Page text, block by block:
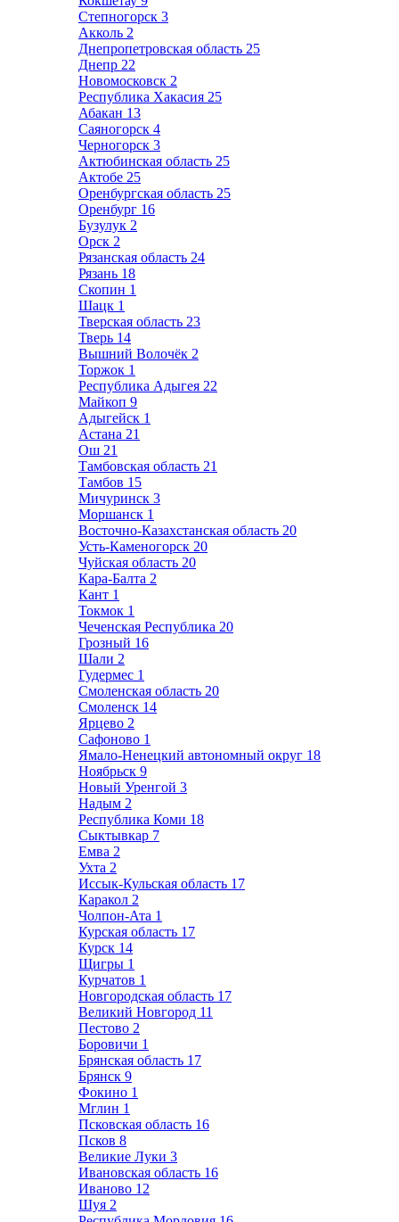
Степногорск 3
Акколь 2
Днепропетровская область 25
Днепр 22
Новомосковск 2
Республика Хакасия 25
Абакан 13
Саяногорск 4
Черногорск 3
Актюбинская область 25
Актобе 25
Оренбургская область 25
Оренбург 16
Бузулук 2
Орск 2
Рязанская область 24
Рязань 18
Скопин 1
Шацк 1
Тверская область 23
Тверь 14
Вышний Волочёк 2
Торжок 1
Республика Адыгея 22
Майкоп 9
Адыгейск 1
Астана 21
Ош 21
Тамбовская область 21
Тамбов 15
Мичуринск 3
Моршанск 1
Восточно-Казахстанская область 20
Усть-Каменогорск 20
Чуйская область 20
Кара-Балта 2
Кант 1
Токмок 1
Чеченская Республика 20
Грозный 16
Шали 2
Гудермес 1
Смоленская область 20
Смоленск 14
Ярцево 2
Сафоново 1
Ямало-Ненецкий автономный округ 18
Ноябрьск 9
Новый Уренгой 3
Надым 2
Республика Коми 18
Сыктывкар 7
Емва 2
Ухта 2
Иссык-Кульская область 17
Каракол 2
Чолпон-Ата 1
Курская область 17
Курск 14
Щигры 1
Курчатов 1
Новгородская область 17
Великий Новгород 11
Пестово 2
Боровичи 1
Брянская область 17
Брянск 9
Фокино 1
Мглин 1
Псковская область 16
Псков 8
Великие Луки 3
Ивановская область 16
Иваново 12
Шуя 2